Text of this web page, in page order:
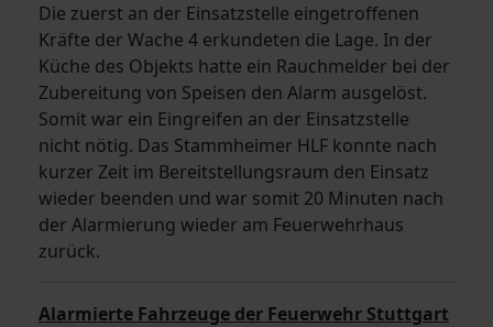
Die zuerst an der Einsatzstelle eingetroffenen
Kräfte der Wache 4 erkundeten die Lage. In der
Küche des Objekts hatte ein Rauchmelder bei der
Zubereitung von Speisen den Alarm ausgelöst.
Somit war ein Eingreifen an der Einsatzstelle
nicht nötig. Das Stammheimer HLF konnte nach
kurzer Zeit im Bereitstellungsraum den Einsatz
wieder beenden und war somit 20 Minuten nach
der Alarmierung wieder am Feuerwehrhaus
zurück.
Alarmierte Fahrzeuge der Feuerwehr Stuttgart